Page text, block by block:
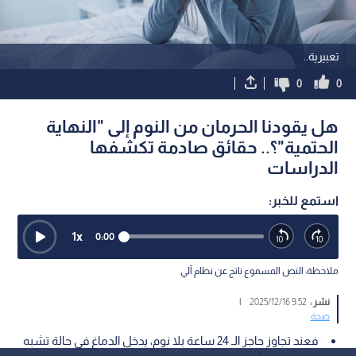
تعبيرية..
0
0
هل يقودنا الحرمان من النوم إلى "النهاية
الحتمية"؟.. حقائق صادمة تكشفها
الدراسات
استمع للخبر:
0:00
1x
ملاحظة: النص المسموع ناتج عن نظام آلي
نشر :9:52 2025/12/16
|
صحة
فعند تجاوز حاجز الـ 24 ساعة بلا نوم، يدخل الدماغ في حالة تشبه